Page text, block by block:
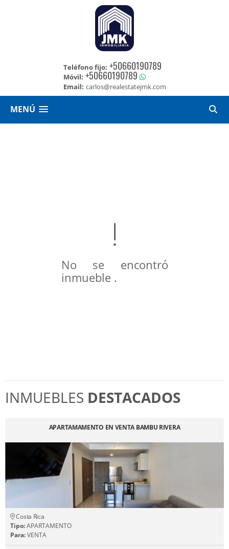
Teléfono fijo: +50660190789
Móvil: +50660190789
Email: carlos@realestatejmk.com
MENÚ
No se encontró
inmueble .
INMUEBLES DESTACADOS
APARTAMAMENTO EN VENTA BAMBU RIVERA
Costa Rica
Tipo:APARTAMENTO
Para:VENTA